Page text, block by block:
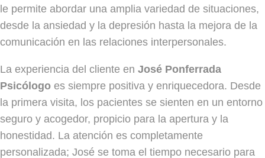
le permite abordar una amplia variedad de situaciones,
desde la ansiedad y la depresión hasta la mejora de la
comunicación en las relaciones interpersonales.
La experiencia del cliente en José Ponferrada
Psicólogo es siempre positiva y enriquecedora. Desde
la primera visita, los pacientes se sienten en un entorno
seguro y acogedor, propicio para la apertura y la
honestidad. La atención es completamente
personalizada; José se toma el tiempo necesario para